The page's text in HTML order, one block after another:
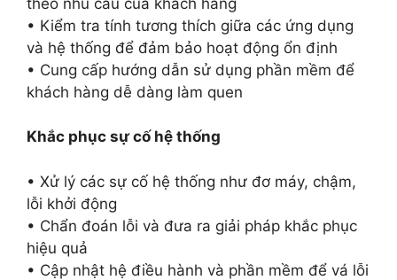
• Kiểm tra tính tương thích giữa các ứng dụng
và hệ thống để đảm bảo hoạt động ổn định
• Cung cấp hướng dẫn sử dụng phần mềm để
khách hàng dễ dàng làm quen
Khắc phục sự cố hệ thống
• Xử lý các sự cố hệ thống như đơ máy, chậm,
lỗi khởi động
• Chẩn đoán lỗi và đưa ra giải pháp khắc phục
hiệu quả
• Cập nhật hệ điều hành và phần mềm để vá lỗi